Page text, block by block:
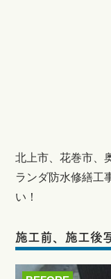
北上市、花巻市、
ランダ防水修繕工
い！
施工前、施工後